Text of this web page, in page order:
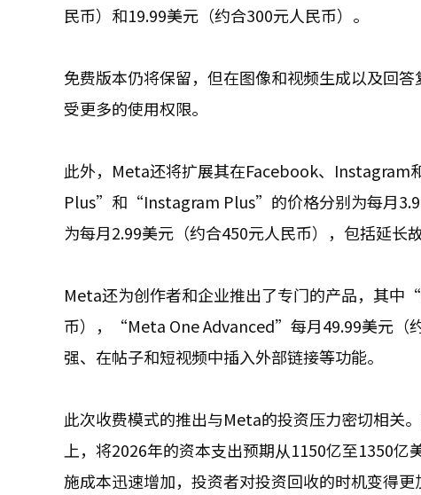
民币）和19.99美元（约合300元人民币）。
免费版本仍将保留，但在图像和视频生成以及回
受更多的使用权限。
此外，Meta还将扩展其在Facebook、
Plus”和“Instagram Plus”的价格分别为每月
为每月2.99美元（约合450元人民币），包括延长
Meta还为创作者和企业推出了专门的产品，其
币），“Meta One Advanced”每月49.99美元（
强、在帖子和短视频中插入外部链接等功能。
此次收费模式的推出与Meta的投资压力密切相关
上，将2026年的资本支出预期从1150亿至1350
施成本迅速增加，投资者对投资回收的时机变得更